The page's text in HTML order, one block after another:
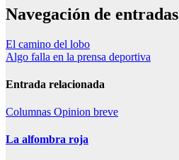
Navegación de entradas
El camino del lobo
Algo falla en la prensa deportiva
Entrada relacionada
Columnas Opinion breve
La alfombra roja